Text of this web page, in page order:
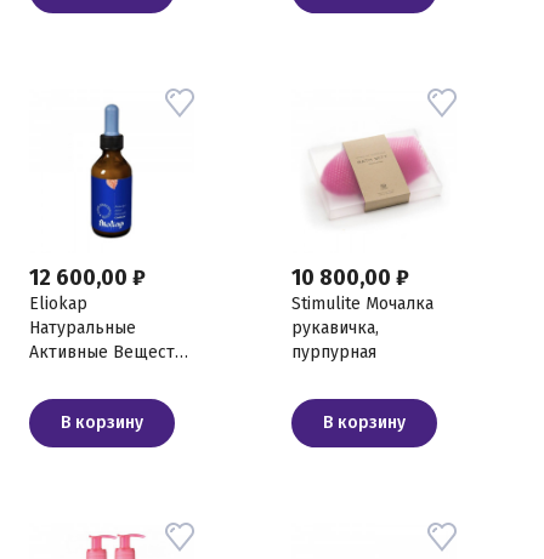
12 600,00 ₽
Eliokap
Натуральные
Активные Вещества
мл
В корзину
10 800,00 ₽
Stimulite Мочалка
рукавичка,
пурпурная
В корзину